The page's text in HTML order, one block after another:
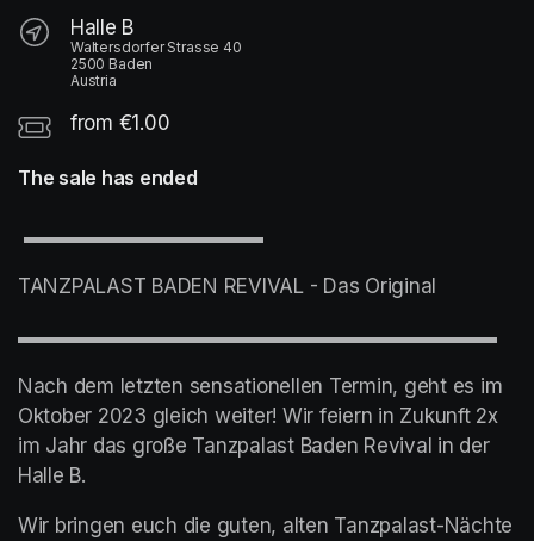
Halle B
Waltersdorfer Strasse 40
2500 Baden
Austria
from €1.00
The sale has ended
▬▬▬▬▬▬▬▬▬▬▬▬
TANZPALAST BADEN REVIVAL - Das Original
▬▬▬▬▬▬▬▬▬▬▬▬▬▬▬▬▬▬▬▬▬▬▬▬
Nach dem letzten sensationellen Termin, geht es im
Oktober 2023 gleich weiter! Wir feiern in Zukunft 2x
im Jahr das große Tanzpalast Baden Revival in der
Halle B.
Wir bringen euch die guten, alten Tanzpalast-Nächte